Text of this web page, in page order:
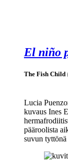
El niño
The Fish Child
Lucia
kuvaus Ines
pääroolista
suvun